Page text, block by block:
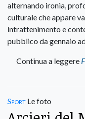
alternando ironia,
culturale che appare
intrattenimento e
pubblico da gennaio
Continua a leggere
Sport Le foto